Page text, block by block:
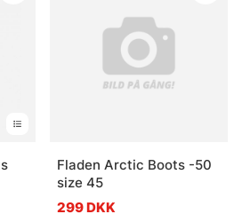
Fladen Arctic Boots -50
size 45
299 DKK